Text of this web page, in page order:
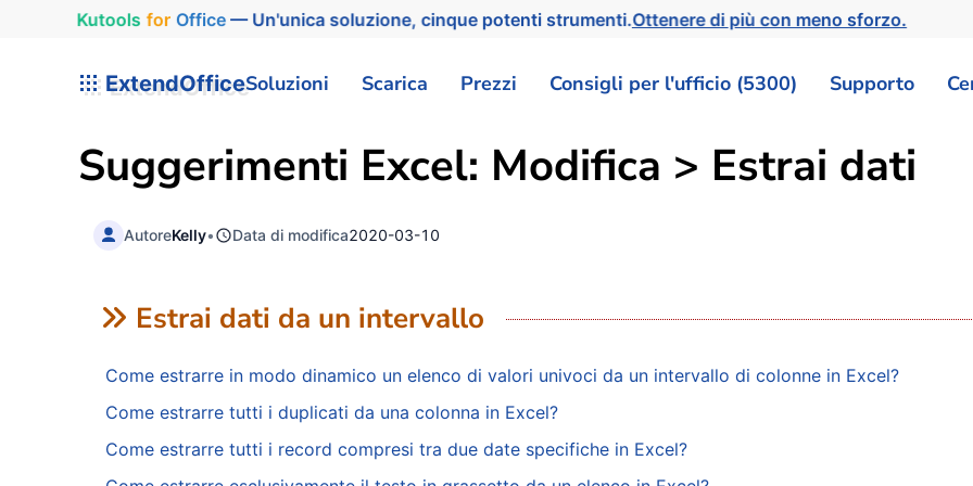
Kutools for Office— Un'unica soluzione, cinque potenti strumenti.Ottenere di più con meno sforzo.
ExtendOfficeSoluzioni Scarica Prezzi Consigli per l'ufficio (5300) Supporto
Suggerimenti Excel: Modifica > Estrai dati
AutoreKelly• Data di modifica2020-03-10
Estrai dati da un intervallo
Come estrarre in modo dinamico un elenco di valori univoci da un intervallo di colonne in Excel?
Come estrarre tutti i duplicati da una colonna in Excel?
Come estrarre tutti i record compresi tra due date specifiche in Excel?